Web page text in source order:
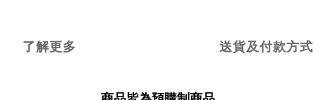
了解更多 送貨及付款方式